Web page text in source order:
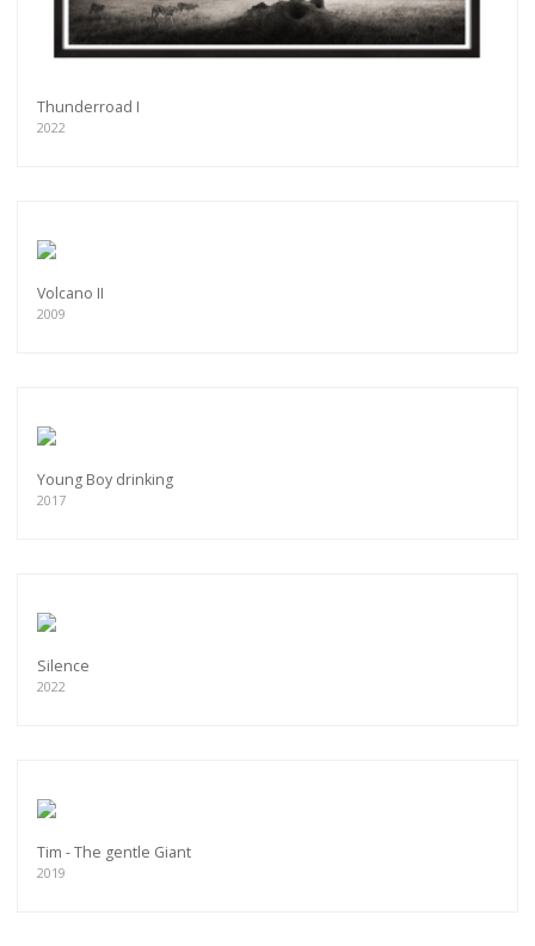
Thunderroad I
2022
Volcano II
2009
Young Boy drinking
2017
Silence
2022
Tim - The gentle Giant
2019